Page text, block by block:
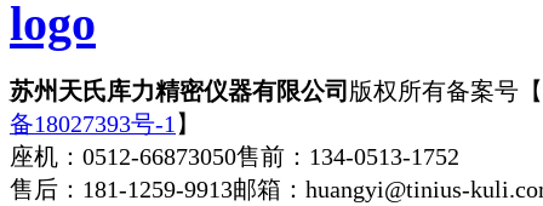
苏州天氏库力精密仪器有限公司 版权所有备案号【
备18027393号-1 】
座机：0512-66873050售前：134-0513-1752
售后：181-1259-9913邮箱：huangyi@tinius-